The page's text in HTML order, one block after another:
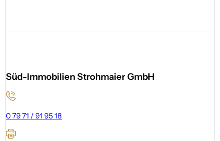
Süd-Immobilien Strohmaier GmbH
0 79 71 / 91 95 18